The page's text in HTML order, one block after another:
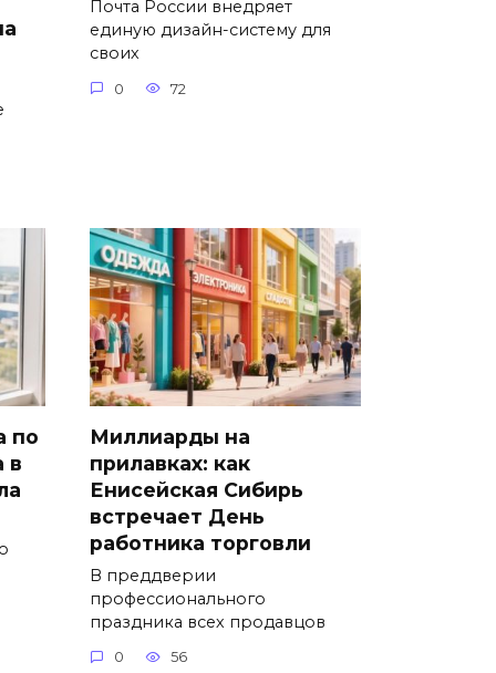
Почта России внедряет
единую дизайн-систему для
своих
0 72
по
в
Миллиарды на
прилавках: как
Енисейская Сибирь
встречает День
работника торговли
В преддверии
профессионального
праздника всех продавцов
0 56